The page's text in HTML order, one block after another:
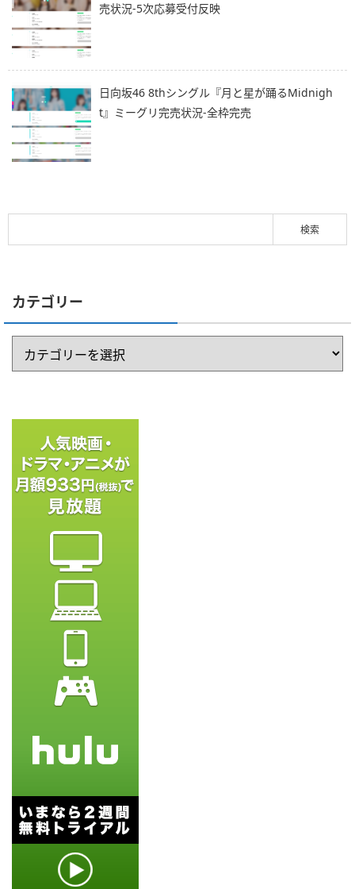
売状況-5次応募受付反映
日向坂46 8thシングル『月と星が踊るMidnigh
t』ミーグリ完売状況-全枠完売
カテゴリー